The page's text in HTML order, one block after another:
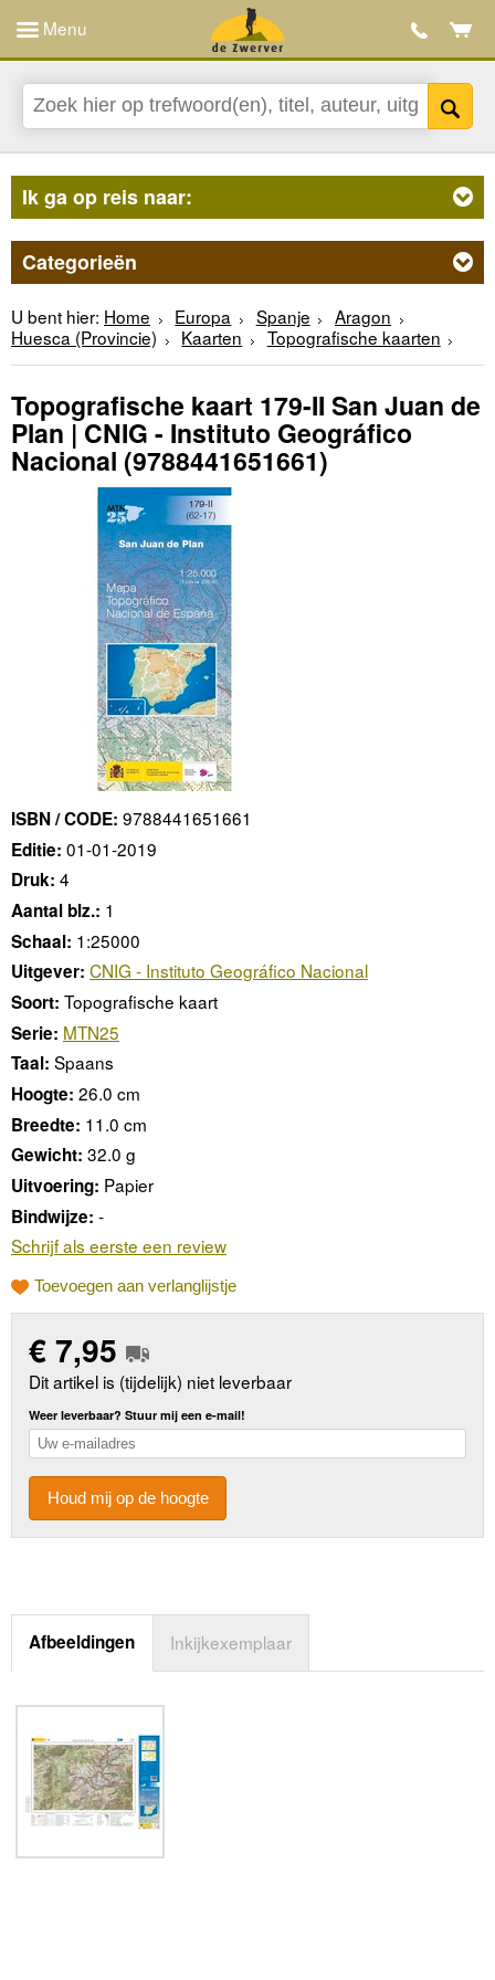
Menu
Ik ga op reis naar:
Categorieën
U bent hier: Home Europa Spanje
Aragon
Huesca (Provincie)
Kaarten Topografische kaarten
Topografische kaart 179-II San Juan de
Plan | CNIG - Instituto Geográfico
Nacional (9788441651661)
ISBN / CODE: 9788441651661
Editie: 01-01-2019
Druk: 4
Aantal blz.: 1
Schaal: 1:25000
Uitgever: CNIG - Instituto Geográfico Nacional
Soort: Topografische kaart
Serie: MTN25
Taal: Spaans
Hoogte: 26.0 cm
Breedte: 11.0 cm
Gewicht: 32.0 g
Uitvoering: Papier
Bindwijze: -
Schrijf als eerste een review
Toevoegen aan verlanglijstje
€7,95
Dit artikel is (tijdelijk) niet leverbaar
Weer leverbaar? Stuur mij een e-mail!
Houd mij op de hoogte
Afbeeldingen Inkijkexemplaar